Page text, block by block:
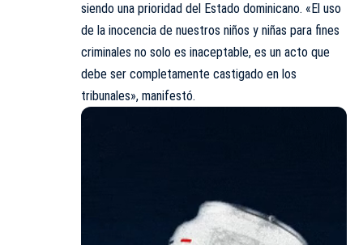
siendo una prioridad del Estado dominicano. «El uso
de la inocencia de nuestros niños y niñas para fines
criminales no solo es inaceptable, es un acto que
debe ser completamente castigado en los
tribunales», manifestó.